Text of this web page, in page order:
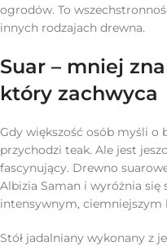
ogrodów. To
innych rodzajach drewna.
Suar – mniej
który zachwyca
Gdy większość osób myśli o
przychodzi teak. Ale jest
fascynujący. Drewno
Albizia Saman i wyróżnia się
intensywnym, ciemniejszym
Stół jadalniany wykonany z